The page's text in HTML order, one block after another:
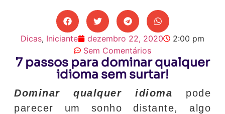
Dicas, Iniciante dezembro 22, 2020
2:00 pm
Sem Comentários
7 passos para dominar qualquer
idioma sem surtar!
Dominar qualquer idioma pode
parecer um sonho distante, algo